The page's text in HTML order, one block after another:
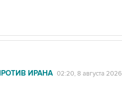
ИРАНА 02:20, 8 августа 2026